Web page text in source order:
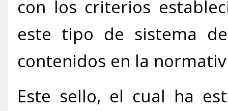
con los criterios
este tipo de sistema
contenidos en la
Este sello, el cual ha